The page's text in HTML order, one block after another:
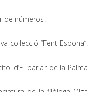
de números.
col·lecció “Fent Espona”.
d’El parlar de la Palma